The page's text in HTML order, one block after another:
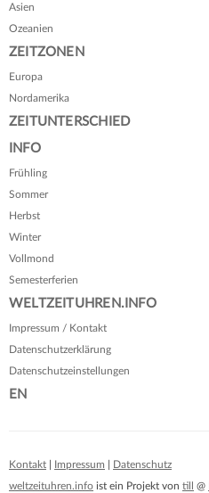
Asien
Ozeanien
ZEITZONEN
Europa
Nordamerika
ZEITUNTERSCHIED
INFO
Frühling
Sommer
Herbst
Winter
Vollmond
Semesterferien
WELTZEITUHREN.INFO
Impressum / Kontakt
Datenschutzerklärung
Datenschutzeinstellungen
EN
Kontakt Impressum
Datenschutz
weltzeituhren.info ist ein Projekt von till @